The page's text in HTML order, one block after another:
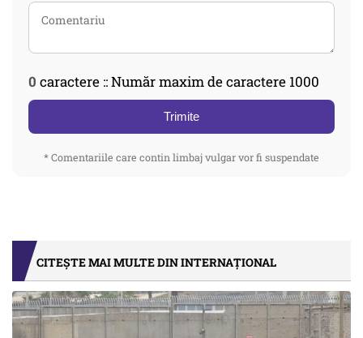
0 caractere :: Număr maxim de caractere 1000
Trimite
* Comentariile care contin limbaj vulgar vor fi suspendate
CITEȘTE MAI MULTE DIN INTERNAȚIONAL